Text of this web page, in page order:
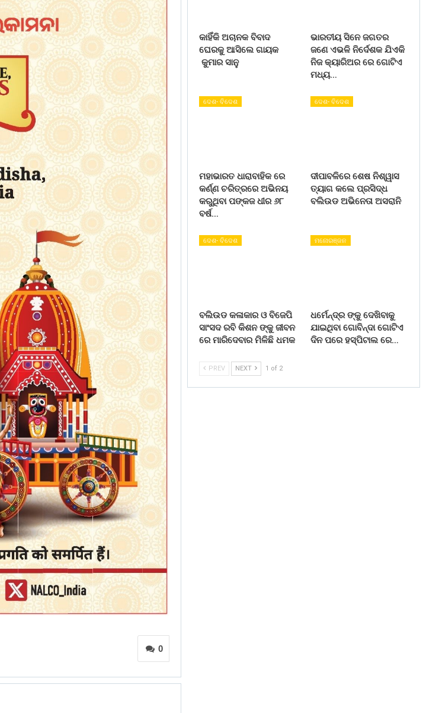
0
କାହିଁକି ଅଚାନକ ବିବାଦ
ଘେରକୁ ଆସିଲେ ଗାୟକ
କୁମାର ସାନୁ
ଭାରତୀୟ ସିନେ ଜଗତର
ଜଣେ ଏଭଳି ନିର୍ଦେଶକ ଯିଏକି
ନିଜ କ୍ୟାରିଅର ରେ ଗୋଟିଏ
ମଧ୍ୟ…
ଦେଶ- ବିଦେଶ
ମହାଭାରତ ଧାରାବାହିକ ରେ
କର୍ଣ୍ଣ ଚରିତ୍ରରେ ଅଭିନୟ
କରୁଥିବା ପଙ୍କଜ ଧୀର ୬୮
ବର୍ଷ…
ଦେଶ- ବିଦେଶ
ଦୀପାବଳିରେ ଶେଷ ନିଶ୍ୱାସ
ତ୍ୟାଗ କଲେ ପ୍ରସିଦ୍ଧ
ବଲିଉଡ ଅଭିନେତା ଅସରାନି
ଦେଶ- ବିଦେଶ
ବଲିଉଡ କଳାକାର ଓ ବିଜେପି
ସାଂସଦ ରବି କିଶନ ଙ୍କୁ ଜୀବନ
ରେ ମାରିଦେବାର ମିଳିଛି ଧମକ
ମନୋରଞ୍ଜନ
ଧର୍ମେନ୍ଦ୍ର ଙ୍କୁ ଦେଖିବାକୁ
ଯାଇଥିବା ଗୋବିନ୍ଦା ଗୋଟିଏ
ଦିନ ପରେ ହସ୍ପିଟାଲ ରେ…
PREV NEXT 1 of 2